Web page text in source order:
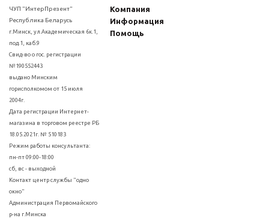
ЧУП "ИнтерПрезент"
Республика Беларусь
г.Минск, ул.Академическая 6к.1,
под.1, каб.9
Свид-во о гос. регистрации
№190552443
выдано Минским
горисполкомом от 15 июля
2004г.
Дата регистрации Интернет-
магазина в торговом реестре РБ
18.05.2021г. № 510183
Режим работы консультанта:
пн-пт 09:00-18:00
сб, вс - выходной
Контакт центр службы "одно
окно"
Администрация Первомайского
р-на г.Минска
Компания
Информация
Помощь